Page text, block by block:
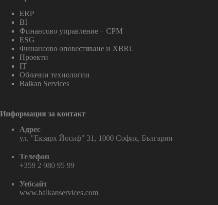
ERP
BI
Финансово управление – CPM
ESG
Финансово оповестяване и XBRL
Проекти
IT
Облачни технологии
Balkan Services
Информация за контакт
Адрес
ул. "Екзарх Йосиф" 31, 1000 София, България
Телефон
+359 2 980 95 99
Уебсайт
www.balkanservices.com